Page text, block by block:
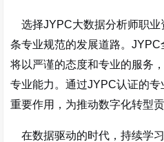
选择JYPC大数据分析师职业
条专业规范的发展道路。
将以严谨的态度和专业的服务
专业能力。通过JYPC认证的
重要作用，为推动数字化转型贡
在数据驱动的时代，持续学